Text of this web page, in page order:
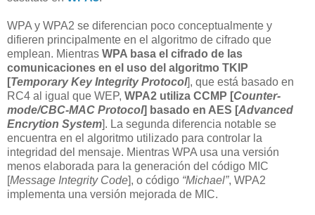
WPA y WPA2 se diferencian poco conceptualmente y
difieren principalmente en el algoritmo de cifrado que
emplean. Mientras WPA basa el cifrado de las
comunicaciones en el uso del algoritmo TKIP
[Temporary Key Integrity Protocol], que está basado en
RC4 al igual que WEP, WPA2 utiliza CCMP [Counter-
mode/CBC-MAC Protocol] basado en AES [Advanced
Encrytion System]. La segunda diferencia notable se
encuentra en el algoritmo utilizado para controlar la
integridad del mensaje. Mientras WPA usa una versión
menos elaborada para la generación del código MIC
[Message Integrity Code], o código “Michael”, WPA2
implementa una versión mejorada de MIC.